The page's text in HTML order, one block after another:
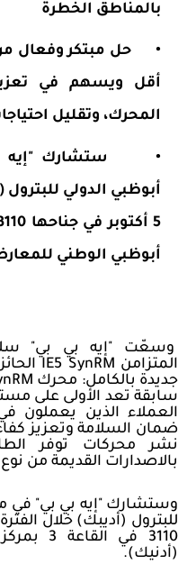
بالمناطق الخطرة
•
حل مبتكر وفعال
أقل ويسهم في
المحرك، وتقليل
•
ستشارك
أبوظبي الوطني
وسعّت "إيه بي بي"
المتزامن IE5 SynRM
جديدة بالكامل: محرك
سابقة تعد الأولى على
العملاء الذين يعملون
ضمان السلامة وتعزيز
بالاصدارات القديمة من نوع
وستشارك "إيه بي بي" في
3110 في
(أدنيك).